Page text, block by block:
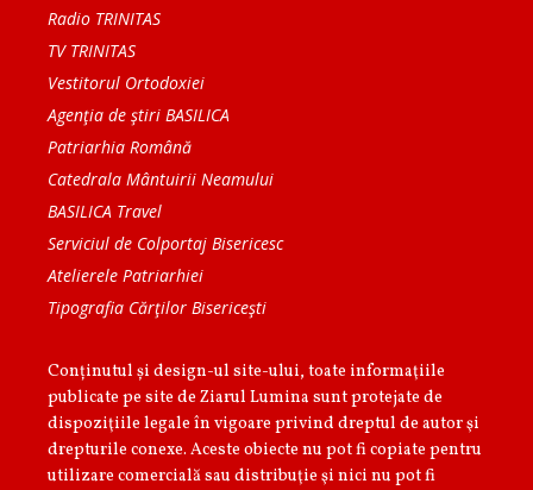
Radio TRINITAS
TV TRINITAS
Vestitorul Ortodoxiei
Agenţia de ştiri BASILICA
Patriarhia Română
Catedrala Mântuirii Neamului
BASILICA Travel
Serviciul de Colportaj Bisericesc
Atelierele Patriarhiei
Tipografia Cărţilor Bisericeşti
Conținutul și design-ul site-ului, toate informaţiile
publicate pe site de Ziarul Lumina sunt protejate de
dispoziţiile legale în vigoare privind dreptul de autor şi
drepturile conexe. Aceste obiecte nu pot fi copiate pentru
utilizare comercială sau distribuţie şi nici nu pot fi